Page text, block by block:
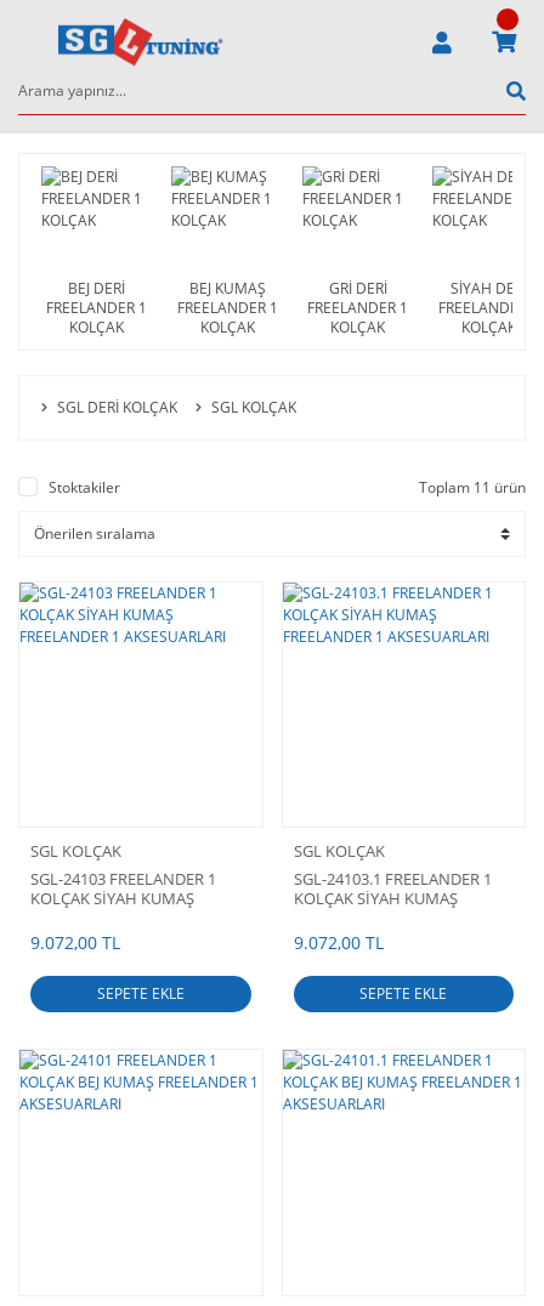
BEJ DERİ
FREELANDER 1
KOLÇAK
BEJ KUMAŞ
FREELANDER 1
KOLÇAK
GRİ DERİ
FREELANDER 1
KOLÇAK
SİYAH DERİ
FREELANDER 1
KOLÇAK
SGL DERİ KOLÇAK SGL KOLÇAK
Stoktakiler Toplam 11 ürün
SGL KOLÇAK
SGL-24103 FREELANDER 1
KOLÇAK SİYAH KUMAŞ
9.072,00 TL
SEPETE EKLE
SGL KOLÇAK
SGL-24103.1 FREELANDER 1
KOLÇAK SİYAH KUMAŞ
9.072,00 TL
SEPETE EKLE